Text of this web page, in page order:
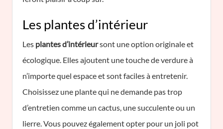
Les plantes d’intérieur
Les plantes d’intérieursont une option originale et
écologique. Elles ajoutent une touche de verdure à
n’importe quel espace et sont faciles à entretenir.
Choisissez une plante qui ne demande pas trop
d’entretien comme un cactus, une succulente ou un
lierre. Vous pouvez également opter pour un joli pot